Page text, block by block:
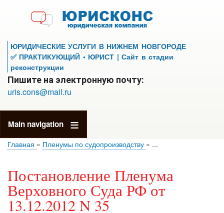
к
основному
содержанию
ЮРИДИЧЕСКИЕ УСЛУГИ В НИЖНЕМ НОВГОРОДЕ
✅ ПРАКТИКУЮЩИЙ • ЮРИСТ | Сайт в стадии
реконструкции
Пишите на электронную почту:
uris.cons@mail.ru
Main navigation
Главная Пленумы по судопроизводству ...
Постановление Пленума
Верховного Суда РФ от
13.12.2012 N 35